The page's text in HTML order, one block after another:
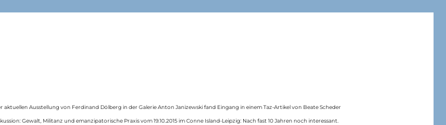
aktuellen Ausstellung von Ferdinand Dölberg in der Galerie Anton Janizewski fand Eingang in einem Taz-Artikel von Beate Scheder
Gewalt, Militanz und emanzipatorische Praxis vom 19.10.2015 im Conne Island-Leipzig: Nach fast 10 Jahren noch interessant.